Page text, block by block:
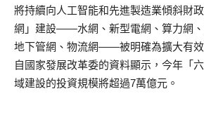
將持續向人工智能和先進製造業傾斜財
網」建設——水網、新型電網、算力網
地下管網、物流網——被明確為擴大有
自國家發展改革委的資料顯示，今年「
域建設的投資規模將超過7萬億元。